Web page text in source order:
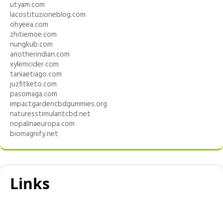
utyam.com
lacostituzioneblog.com
ohyeea.com
zhitiemoe.com
nungkub.com
anotherindian.com
xylemcider.com
taniaetiago.com
juzfitketo.com
pasomaga.com
impactgardencbdgummies.org
naturesstimulantcbd.net
nopalinaeuropa.com
biomagnify.net
Links